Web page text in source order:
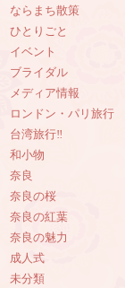
ならまち散策
ひとりごと
イベント
ブライダル
メディア情報
ロンドン・パリ旅行
台湾旅行‼︎
和小物
奈良
奈良の桜
奈良の紅葉
奈良の魅力
成人式
未分類